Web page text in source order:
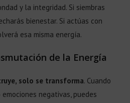
y la integridad. Si siembras
bienestar. Si actúas con
esa misma energía.
de la Energía
solo se transforma. Cuando
negativas, puedes